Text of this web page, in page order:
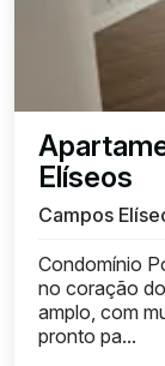
Elíseos
Campos
Condomínio
no coração
amplo, com
pronto pa...